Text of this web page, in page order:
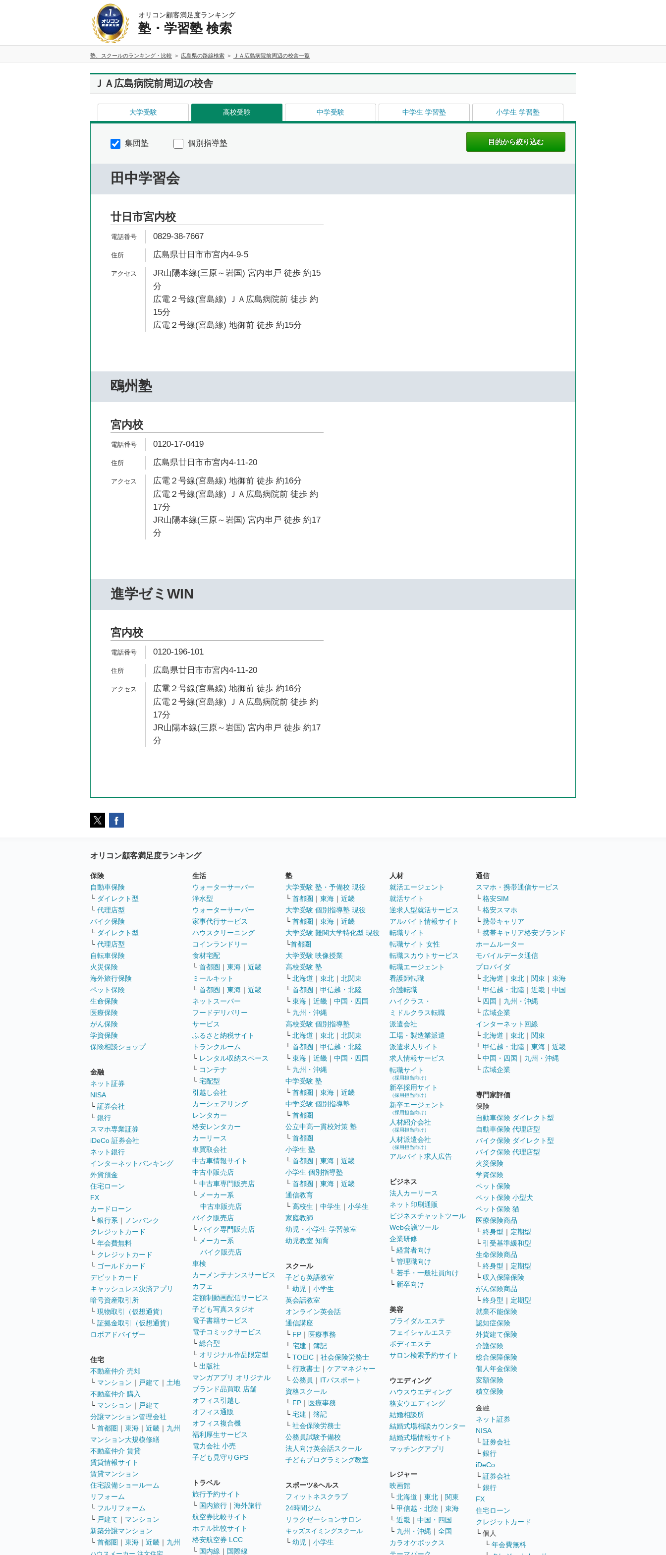
オリコン顧客満足度ランキング
塾・学習塾 検索
塾、スクールのランキング・比較 広島県の路線検索 ＪＡ広島病院前周辺の校舎一覧
ＪＡ広島病院前周辺の校舎
大学受験 高校受験 中学受験 中学生 学習塾 小学生 学習塾
集団塾 個別指導塾
田中学習会
廿日市宮内校
0829-38-7667
広島県廿日市市宮内4-9-5
JR山陽本線(三原～岩国) 宮内串戸 徒歩 約15
分
広電２号線(宮島線) ＪＡ広島病院前 徒歩 約
15分
広電２号線(宮島線) 地御前 徒歩 約15分
鴎州塾
宮内校
0120-17-0419
広島県廿日市市宮内4-11-20
広電２号線(宮島線) 地御前 徒歩 約16分
広電２号線(宮島線) ＪＡ広島病院前 徒歩 約
17分
JR山陽本線(三原～岩国) 宮内串戸 徒歩 約17
分
進学ゼミWIN
宮内校
0120-196-101
広島県廿日市市宮内4-11-20
広電２号線(宮島線) 地御前 徒歩 約16分
広電２号線(宮島線) ＪＡ広島病院前 徒歩 約
17分
JR山陽本線(三原～岩国) 宮内串戸 徒歩 約17
分
オリコン顧客満足度ランキング
保険
自動車保険
└ ダイレクト型
└ 代理店型
バイク保険
└ ダイレクト型
└ 代理店型
自転車保険
火災保険
海外旅行保険
ペット保険
生命保険
医療保険
がん保険
学資保険
保険相談ショップ
金融
ネット証券
NISA
└ 証券会社
└ 銀行
スマホ専業証券
iDeCo 証券会社
ネット銀行
インターネットバンキング
外貨預金
住宅ローン
FX
カードローン
└ 銀行系 ｜
ノンバンク
クレジットカード
└ 年会費無料
└ クレジットカード
└ ゴールドカード
デビットカード
キャッシュレス決済アプリ
暗号資産取引所
└ 現物取引（仮想通貨）
└ 証拠金取引（仮想通貨）
ロボアドバイザー
住宅
不動産仲介 売却
└ マンション ｜ 戸建て ｜ 土地
不動産仲介 購入
└ マンション ｜ 戸建て
分譲マンション管理会社
└ 首都圏 ｜ 東海 ｜ 近畿 ｜ 九州
マンション大規模修繕
不動産仲介 賃貸
賃貸情報サイト
賃貸マンション
住宅設備ショールーム
リフォーム
└ フルリフォーム
└ 戸建て ｜ マンション
新築分譲マンション
└ 首都圏 ｜ 東海 ｜ 近畿 ｜ 九州
生活
ウォーターサーバー
浄水型
ウォーターサーバー
家事代行サービス
ハウスクリーニング
コインランドリー
食材宅配
└ 首都圏 ｜ 東海 ｜ 近畿
ミールキット
└ 首都圏 ｜ 東海 ｜ 近畿
ネットスーパー
フードデリバリー
サービス
ふるさと納税サイト
トランクルーム
└ レンタル収納スペース
└ コンテナ
└ 宅配型
引越し会社
カーシェアリング
レンタカー
格安レンタカー
カーリース
車買取会社
中古車情報サイト
中古車販売店
└ 中古車専門販売店
└ メーカー系
中古車販売店
バイク販売店
└ バイク専門販売店
└ メーカー系
バイク販売店
車検
カーメンテナンスサービス
カフェ
定額制動画配信サービス
子ども写真スタジオ
電子書籍サービス
電子コミックサービス
└ 総合型
└ オリジナル作品限定型
└ 出版社
マンガアプリ オリジナル
ブランド品買取 店舗
オフィス引越し
オフィス通販
オフィス複合機
福利厚生サービス
電力会社 小売
子ども見守りGPS
トラベル
旅行予約サイト
└ 国内旅行 ｜ 海外旅行
航空券比較サイト
ホテル比較サイト
格安航空券 LCC
└ 国内線 ｜ 国際線
塾
大学受験 塾・予備校 現役
└ 首都圏 ｜ 東海 ｜ 近畿
大学受験 個別指導塾 現役
└ 首都圏 ｜ 東海 ｜ 近畿
大学受験 難関大学特化型 現役
└首都圏
大学受験 映像授業
高校受験 塾
└ 北海道 ｜ 東北 ｜ 北関東
└ 首都圏 ｜ 甲信越・北陸
└ 東海 ｜ 近畿 ｜ 中国・四国
└ 九州・沖縄
高校受験 個別指導塾
└ 北海道 ｜ 東北 ｜ 北関東
└ 首都圏 ｜ 甲信越・北陸
└ 東海 ｜ 近畿 ｜ 中国・四国
└ 九州・沖縄
中学受験 塾
└ 首都圏 ｜ 東海 ｜ 近畿
中学受験 個別指導塾
└ 首都圏
公立中高一貫校対策 塾
└ 首都圏
小学生 塾
└ 首都圏 ｜ 東海 ｜ 近畿
小学生 個別指導塾
└ 首都圏 ｜ 東海 ｜ 近畿
通信教育
└ 高校生 ｜ 中学生 ｜ 小学生
家庭教師
幼児・小学生 学習教室
幼児教室 知育
スクール
子ども英語教室
└ 幼児 ｜ 小学生
英会話教室
オンライン英会話
通信講座
└ FP ｜ 医療事務
└ 宅建 ｜ 簿記
└ TOEIC ｜ 社会保険労務士
└ 行政書士 ｜ ケアマネジャー
└ 公務員 ｜ ITパスポート
資格スクール
└ FP ｜ 医療事務
└ 宅建 ｜ 簿記
└ 社会保険労務士
公務員試験予備校
法人向け英会話スクール
子どもプログラミング教室
スポーツ&ヘルス
フィットネスクラブ
24時間ジム
リラクゼーションサロン
キッズスイミングスクール
└ 幼児 ｜ 小学生
人材
就活エージェント
就活サイト
逆求人型就活サービス
アルバイト情報サイト
転職サイト
転職サイト 女性
転職スカウトサービス
転職エージェント
看護師転職
介護転職
ハイクラス・
ミドルクラス転職
派遣会社
工場・製造業派遣
派遣求人サイト
求人情報サービス
転職サイト
（採用担当向け）
新卒採用サイト
（採用担当向け）
新卒エージェント
（採用担当向け）
人材紹介会社
（採用担当向け）
人材派遣会社
（採用担当向け）
アルバイト求人広告
ビジネス
法人カーリース
ネット印刷通販
ビジネスチャットツール
Web会議ツール
企業研修
└ 経営者向け
└ 管理職向け
└ 若手・一般社員向け
└ 新卒向け
美容
ブライダルエステ
フェイシャルエステ
ボディエステ
サロン検索予約サイト
ウエディング
ハウスウエディング
格安ウエディング
結婚相談所
結婚式場相談カウンター
結婚式場情報サイト
マッチングアプリ
レジャー
映画館
└ 北海道 ｜ 東北 ｜ 関東
└ 甲信越・北陸 ｜ 東海
└ 近畿 ｜ 中国・四国
└ 九州・沖縄 ｜ 全国
カラオケボックス
通信
スマホ・携帯通信サービス
└ 格安SIM
└ 格安スマホ
└ 携帯キャリア
└ 携帯キャリア格安ブランド
ホームルーター
モバイルデータ通信
プロバイダ
└ 北海道 ｜ 東北 ｜ 関東 ｜ 東海
└ 甲信越・北陸 ｜ 近畿 ｜ 中国
└ 四国 ｜ 九州・沖縄
└ 広域企業
インターネット回線
└ 北海道 ｜ 東北 ｜ 関東
└ 甲信越・北陸 ｜ 東海 ｜ 近畿
└ 中国・四国 ｜ 九州・沖縄
└ 広域企業
専門家評価
保険
自動車保険 ダイレクト型
自動車保険 代理店型
バイク保険 ダイレクト型
バイク保険 代理店型
火災保険
学資保険
ペット保険
ペット保険 小型犬
ペット保険 猫
医療保険商品
└ 終身型 ｜ 定期型
└ 引受基準緩和型
生命保険商品
└ 終身型 ｜ 定期型
└ 収入保障保険
がん保険商品
└ 終身型 ｜ 定期型
就業不能保険
認知症保険
外貨建て保険
介護保険
総合保障保険
個人年金保険
変額保険
積立保険
金融
ネット証券
NISA
└ 証券会社
└ 銀行
iDeCo
└ 証券会社
└ 銀行
FX
住宅ローン
クレジットカード
└ 個人
└ 年会費無料